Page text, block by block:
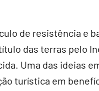
de resistência e
das terras pelo
Uma das ideias
turística em